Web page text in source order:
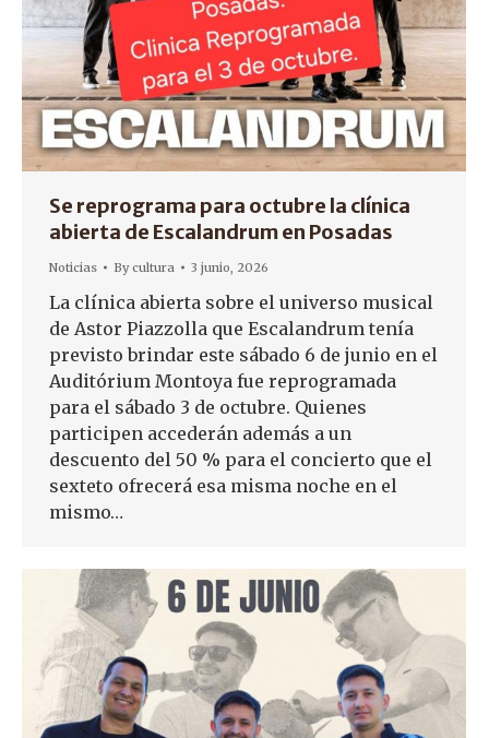
Se reprograma para octubre la clínica
abierta de Escalandrum en Posadas
Noticias Bycultura 3 junio, 2026
La clínica abierta sobre el universo musical
de Astor Piazzolla que Escalandrum tenía
previsto brindar este sábado 6 de junio en el
Auditórium Montoya fue reprogramada
para el sábado 3 de octubre. Quienes
participen accederán además a un
descuento del 50 % para el concierto que el
sexteto ofrecerá esa misma noche en el
mismo…